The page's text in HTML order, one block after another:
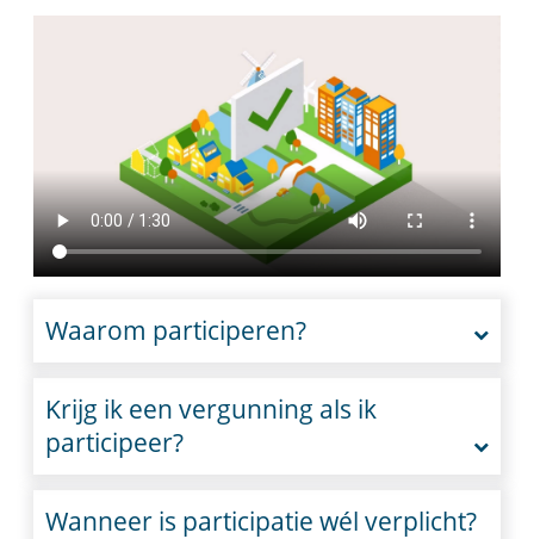
Waarom participeren?
Krijg ik een vergunning als ik
participeer?
Wanneer is participatie wél verplicht?